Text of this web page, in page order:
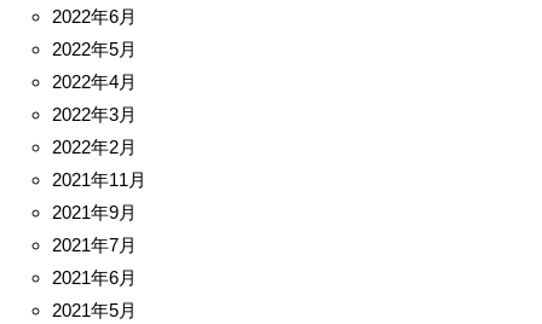
2022年6月
2022年5月
2022年4月
2022年3月
2022年2月
2021年11月
2021年9月
2021年7月
2021年6月
2021年5月